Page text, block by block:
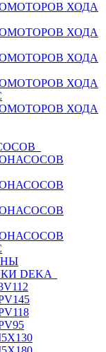
ХОДА
ХОДА
ХОДА
ХОДА
ХОДА
DEKA